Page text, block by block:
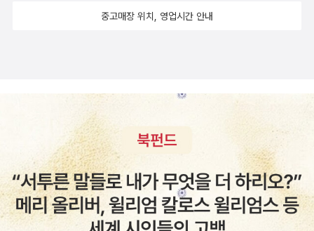
중고매장 위치, 영업시간 안내